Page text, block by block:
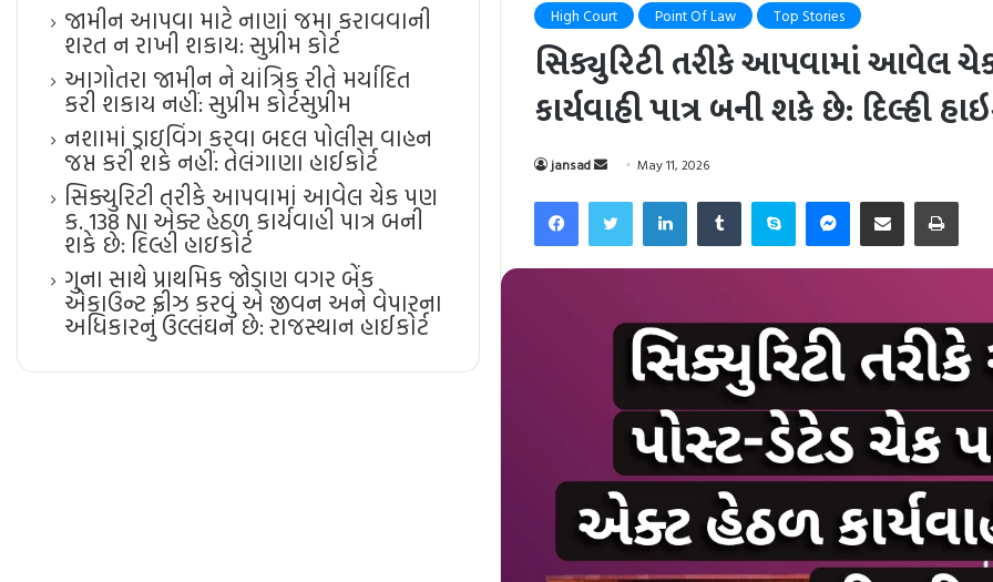
High Court Point Of Law Top Stories
સિક્યુરિટી તરીકે આપવામાં આવેલ
કાર્યવાહી પાત્ર બની શકે છે: દિલ્હી
jansad
Send
email
May 11, 2026
Facebook
TwitterLinkedInTumblrSkypeMessenger
Share via EmailPrint
જામીન આપવા માટે નાણાં જમા કરાવવાની
શરત ન રાખી શકાય: સુપ્રીમ કોર્ટ
આગોતરા જામીન ને યાંત્રિક રીતે મર્યાદિત
કરી શકાય નહીં: સુપ્રીમ કોર્ટ​સુપ્રીમ
નશામાં ડ્રાઇવિંગ કરવા બદલ પોલીસ વાહન
જપ્ત કરી શકે નહીં: તેલંગાણા હાઈકોર્ટ
સિક્યુરિટી તરીકે આપવામાં આવેલ ચેક પણ
ક. 138 NI એક્ટ હેઠળ કાર્યવાહી પાત્ર બની
શકે છે: દિલ્હી હાઇકોર્ટ
ગુના સાથે પ્રાથમિક જોડાણ વગર બેંક
એકાઉન્ટ ફ્રીઝ કરવું એ જીવન અને વેપારના
અધિકારનું ઉલ્લંઘન છે: રાજસ્થાન હાઈકોર્ટ